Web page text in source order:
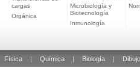
cargas
Orgánica
Microbiología y
Biotecnología
Inmunología
Física Química Biología